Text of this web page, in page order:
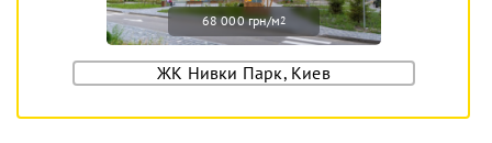
68 000 грн/м2
ЖК Нивки Парк, Киев